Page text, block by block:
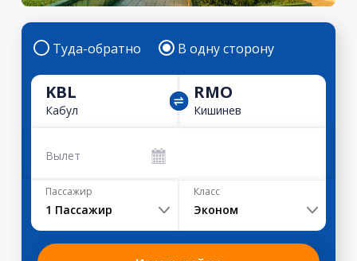
Туда-обратно В одну сторону
KBL
Кабул
RMO
Кишинев
Вылет
Пассажир
1 Пассажир
Класс
Эконом